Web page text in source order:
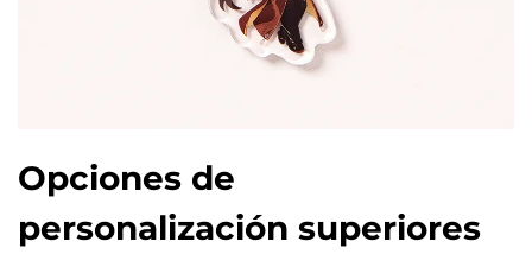
Opciones de
personalización superiores